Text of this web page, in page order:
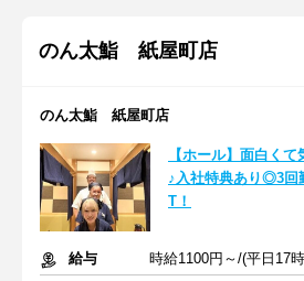
のん太鮨 紙屋町店
のん太鮨 紙屋町店
【ホール】面白く
♪入社特典あり◎3回
T！
給与